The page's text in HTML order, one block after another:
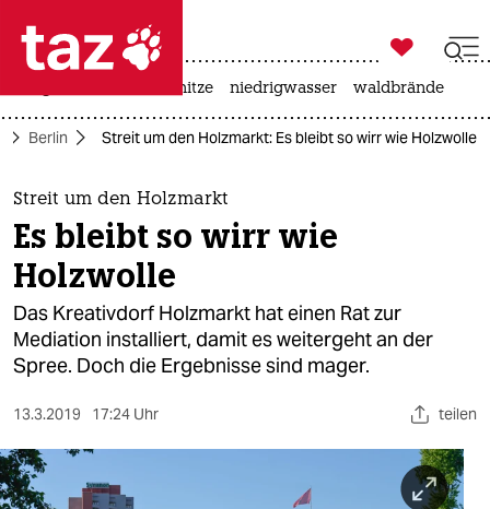
 taz zahl ich
taz zahl ich
themen
politik
öko
gesellschaft
sport
berlin

taz zahl ich
hitze niedrigwasser waldbrände
Berlin Streit um den Holzmarkt: Es bleibt so wirr wie Holzwolle
Streit um den Holzmarkt
Es bleibt so wirr wie
Holzwolle
Das Kreativdorf Holzmarkt hat einen Rat zur
Mediation installiert, damit es weitergeht an der
Spree. Doch die Ergebnisse sind mager.
13.3.2019 17:24 Uhr teilen